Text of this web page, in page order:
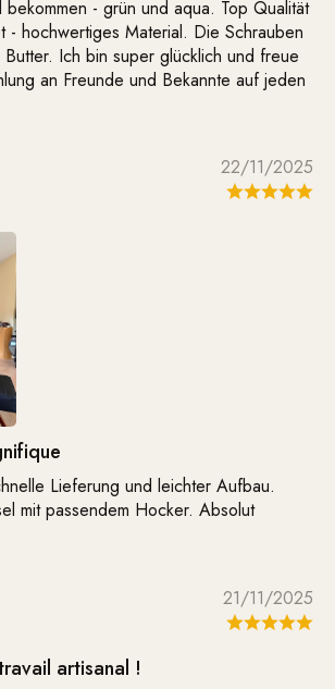
- grün und aqua. Top Qualität
- hochwertiges Material. Die Schrauben
Ich bin super glücklich und freue
an Freunde und Bekannte auf jeden
22/11/2025
Lieferung und leichter Aufbau.
mit passendem Hocker. Absolut
21/11/2025
artisanal !